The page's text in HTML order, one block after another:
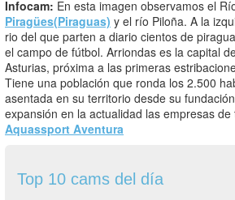
Infocam: En esta imagen observamos el
Piragües(Piraguas)
rio del que parten a diario cientos de
el campo de fútbol. Arriondas es la capital
Asturias, próxima a las primeras
Tiene una población que ronda los 2.500
asentada en su territorio desde su
expansión en la actualidad las empresas
Aquassport Aventura
Top 10 cams del día